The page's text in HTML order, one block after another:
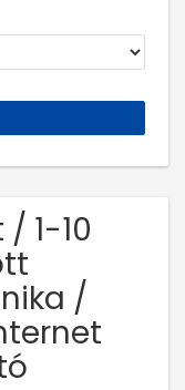
1-10
/